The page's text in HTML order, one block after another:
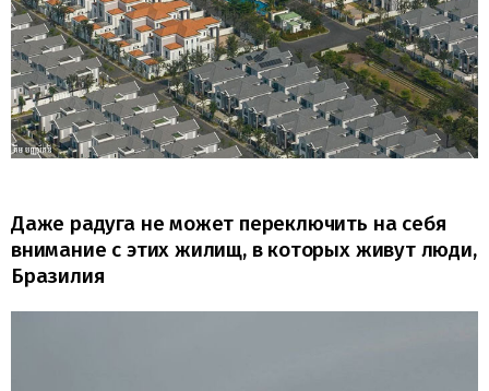
Даже радуга не может переключить на себя
внимание с этих жилищ, в которых живут люди,
Бразилия